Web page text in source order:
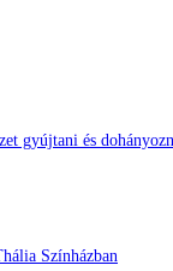
gyújtani és
Színházban